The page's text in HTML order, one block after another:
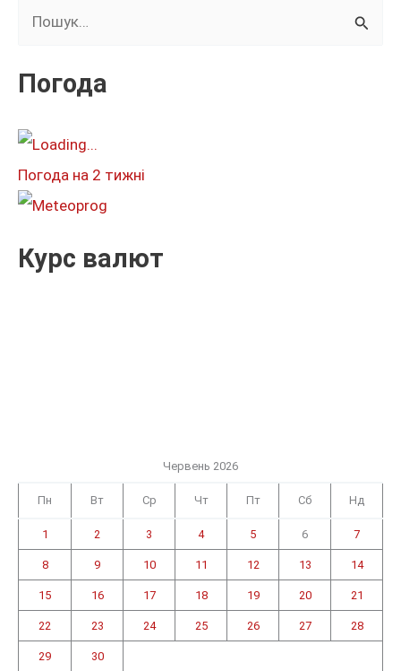
к
т
:
Погода
Погода на 2 тижні
Курс валют
Червень 2026
Пн Вт Ср Чт Пт Сб Нд
1 2 3 4 5 6 7
8 9 10 11 12 13 14
15 16 17 18 19 20 21
22 23 24 25 26 27 28
29 30